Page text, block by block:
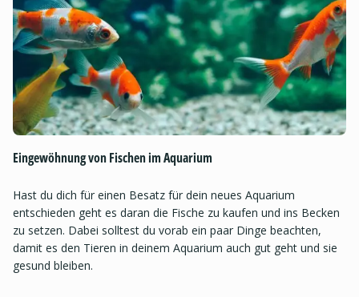
Eingewöhnung von Fischen im Aquarium
Hast du dich für einen Besatz für dein neues Aquarium
entschieden geht es daran die Fische zu kaufen und ins Becken
zu setzen. Dabei solltest du vorab ein paar Dinge beachten,
damit es den Tieren in deinem Aquarium auch gut geht und sie
gesund bleiben.